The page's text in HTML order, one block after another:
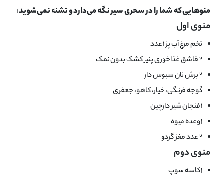
منو‌هایی که شما را در سحری سیر نگه می‌دارد و تشنه نمی‌شوید:
منوی اول
تخم مرغ آب پز ۱ عدد
۲ قاشق غذاخوری پنیر کشک بدون نمک
۲ برش نان سبوس دار
گوجه فرنگی، خیار، کاهو، جعفری
۱ فنجان شیر دارچین
۱ وعده میوه
۲ عدد مغز گردو
منوی دوم
۱ کاسه سوپ